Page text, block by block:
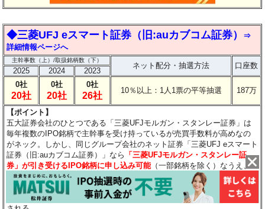
◆三菱UFJ eスマート証券（旧:auカブコム証券）
⇒
詳細情報ページへ
主幹事数（上）/取扱銘柄数（下）
ネット配分・抽選方法 口座数
2025 2024
2023
0社
20社
0社
20社
0社
26社
10％以上：1人1票の平等抽選 187万
【ポイント】
五大証券会社のひとつである「三菱UFJモルガン・スタンレー証券」は
毎年複数のIPO銘柄で主幹事を受け持っているが売買手数料が高めなの
がネック。しかし、同じグループ会社のネット証券「三菱UFJ eスマート
証券（旧:auカブコム証券）」なら 「三菱UFJモルガン・スタンレー証
券」が引き受けるIPO銘柄に申し込み可能（一部銘柄を除く）なうえ、
売買手数料が安めなので使い勝手が良い。ちなみに複数単元を申し込ん
でも当選確率は変わらないので、 資金量が少ない人でも不利にならな
い。なお、2025年2月1日から「三菱UFJ eスマート証券」に名称が変更